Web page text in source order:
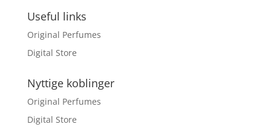
Useful links
Original Perfumes
Digital Store
Nyttige koblinger
Original Perfumes
Digital Store